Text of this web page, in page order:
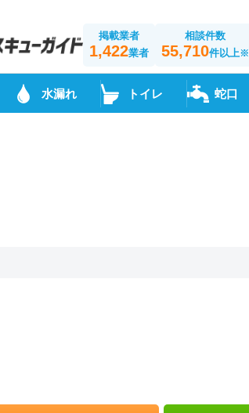
掲載業者
1,422業者
相談件数
55,710件以上※
水漏れ トイレ 蛇口